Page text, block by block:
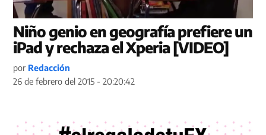
Niño genio en geografía prefiere un
iPad y rechaza el Xperia [VIDEO]
por Redacción
26 de febrero del 2015 - 20:20:42